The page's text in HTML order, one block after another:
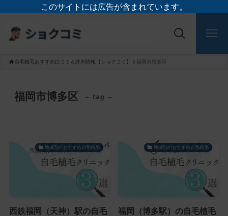
このサイトには広告が含まれています。
自毛植毛おすすめ口コミ＆評判情報【ショクコミ】 福岡市博多区
福岡市博多区 – tag –
地域別のおすすめ自毛植毛
西鉄福岡（天神）駅の自毛
地域別のおすすめ自毛植毛
福岡（博多駅）の自毛植毛